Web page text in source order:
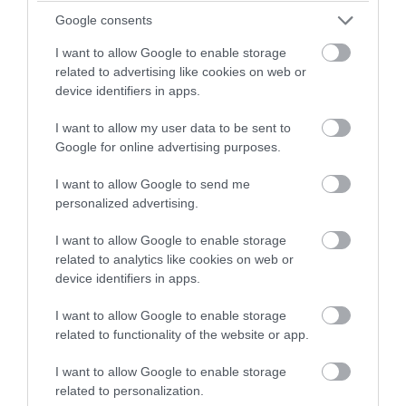
Google consents
I want to allow Google to enable storage
related to advertising like cookies on web or
device identifiers in apps.
I want to allow my user data to be sent to
Google for online advertising purposes.
I want to allow Google to send me
personalized advertising.
I want to allow Google to enable storage
related to analytics like cookies on web or
device identifiers in apps.
I want to allow Google to enable storage
related to functionality of the website or app.
I want to allow Google to enable storage
related to personalization.